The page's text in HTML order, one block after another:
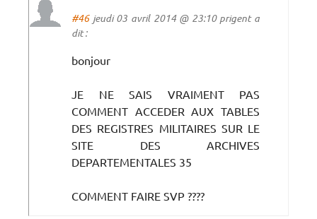
#46jeudi 03 avril 2014 @ 23:10 prigent a
dit :
bonjour
JE NE SAIS VRAIMENT PAS
COMMENT ACCEDER AUX TABLES
DES REGISTRES MILITAIRES SUR LE
SITE DES ARCHIVES
DEPARTEMENTALES 35
COMMENT FAIRE SVP ????